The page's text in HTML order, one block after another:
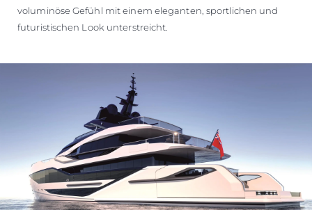
voluminöse Gefühl mit einem eleganten, sportlichen und
futuristischen Look unterstreicht.